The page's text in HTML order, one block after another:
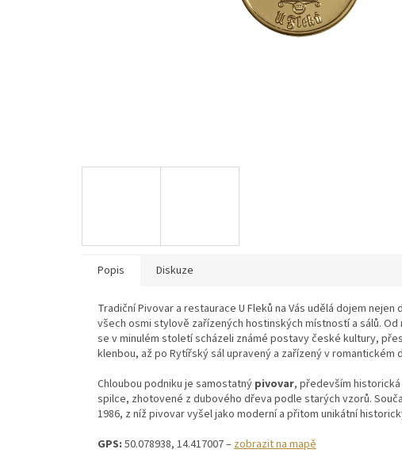
Popis Diskuze
Tradiční Pivovar a restaurace U Fleků na Vás udělá dojem
všech osmi stylově zařízených hostinských místností a sálů.
se v minulém století scházeli známé postavy české kultury,
klenbou, až po Rytířský sál upravený a zařízený v romantickém
Chloubou podniku je samostatný pivovar, především
spilce, zhotovené z dubového dřeva podle starých vzorů.
1986, z níž pivovar vyšel jako moderní a přitom unikátní
GPS: 50.078938, 14.417007 –zobrazit na mapě